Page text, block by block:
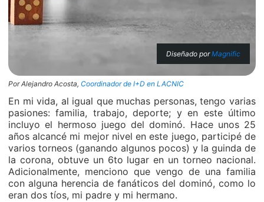
Diseñado porMagnific
Por Alejandro Acosta, Coordinador de I+D en LACNIC
En mi vida, al igual que muchas personas, tengo varias
pasiones: familia, trabajo, deporte; y en este último
incluyo el hermoso juego del dominó. Hace unos 25
años alcancé mi mejor nivel en este juego, participé de
varios torneos (ganando algunos pocos) y la guinda de
la corona, obtuve un 6to lugar en un torneo nacional.
Adicionalmente, menciono que vengo de una familia
con alguna herencia de fanáticos del dominó, como lo
eran dos tíos, mi padre y mi hermano.